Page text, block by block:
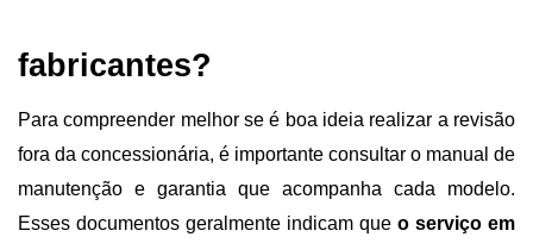
fabricantes?
Para compreender melhor se é boa ideia realizar a revisão
fora da concessionária, é importante consultar o manual de
manutenção e garantia que acompanha cada modelo.
Esses documentos geralmente indicam que o serviço em